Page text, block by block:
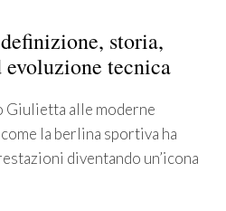
storia,
tecnica
Giulietta alle moderne
la berlina sportiva ha
diventando un’icona